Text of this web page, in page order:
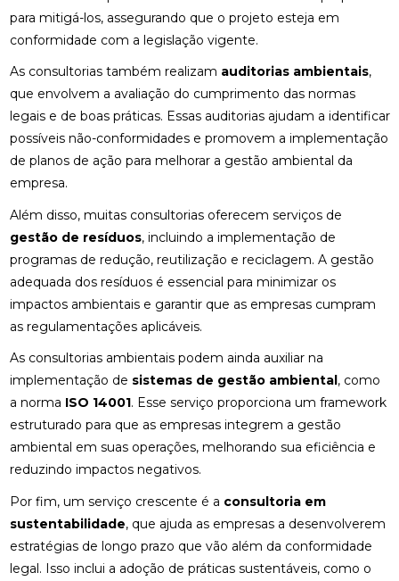
para mitigá-los, assegurando que o projeto esteja em
conformidade com a legislação vigente.
As consultorias também realizam auditorias ambientais,
que envolvem a avaliação do cumprimento das normas
legais e de boas práticas. Essas auditorias ajudam a identificar
possíveis não-conformidades e promovem a implementação
de planos de ação para melhorar a gestão ambiental da
empresa.
Além disso, muitas consultorias oferecem serviços de
gestão de resíduos, incluindo a implementação de
programas de redução, reutilização e reciclagem. A gestão
adequada dos resíduos é essencial para minimizar os
impactos ambientais e garantir que as empresas cumpram
as regulamentações aplicáveis.
As consultorias ambientais podem ainda auxiliar na
implementação de sistemas de gestão ambiental, como
a norma ISO 14001. Esse serviço proporciona um framework
estruturado para que as empresas integrem a gestão
ambiental em suas operações, melhorando sua eficiência e
reduzindo impactos negativos.
Por fim, um serviço crescente é a consultoria em
sustentabilidade, que ajuda as empresas a desenvolverem
estratégias de longo prazo que vão além da conformidade
legal. Isso inclui a adoção de práticas sustentáveis, como o